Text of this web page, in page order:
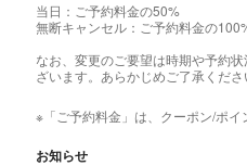
当日：ご予約料金の50%
無断キャンセル：ご予約料金の
なお、変更のご要望は時期や予約
ざいます。あらかじめご了承くださ
※「ご予約料金」は、クーポン/ポイ
お知らせ